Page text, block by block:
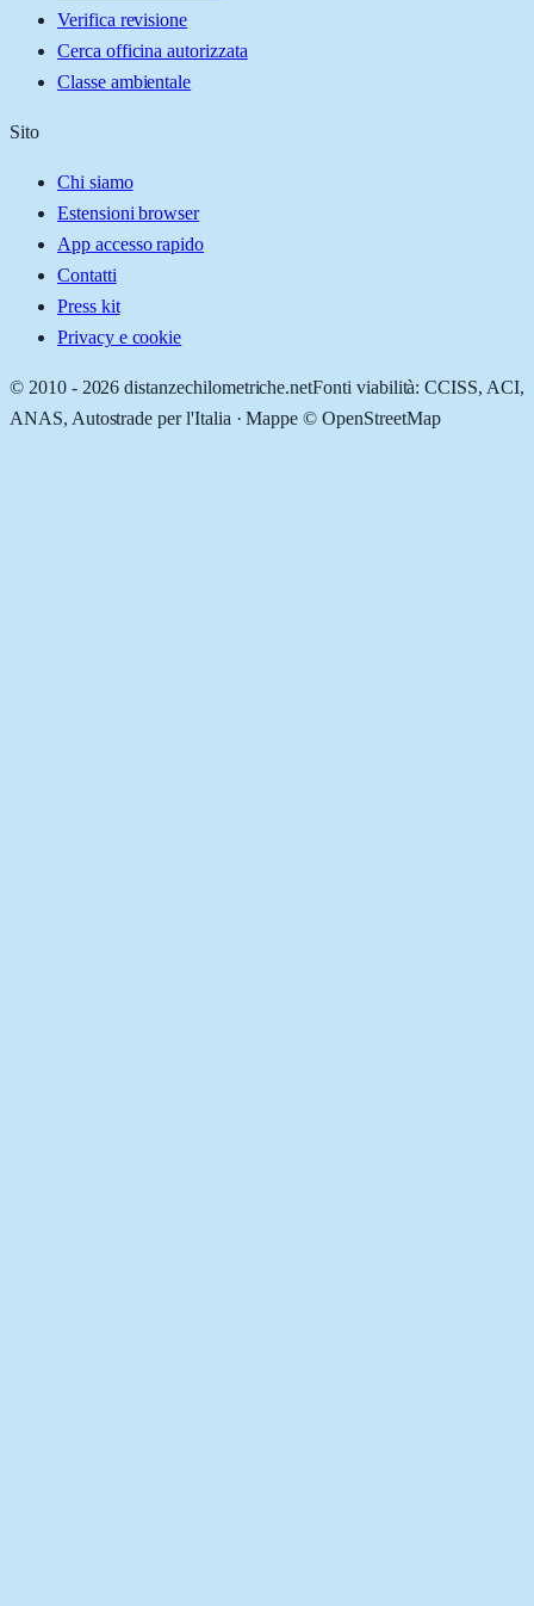
Verifica revisione
Cerca officina autorizzata
Classe ambientale
Sito
Chi siamo
Estensioni browser
App accesso rapido
Contatti
Press kit
Privacy e cookie
© 2010 - 2026 distanzechilometriche.netFonti viabilità: CCISS, ACI,
ANAS, Autostrade per l'Italia · Mappe © OpenStreetMap